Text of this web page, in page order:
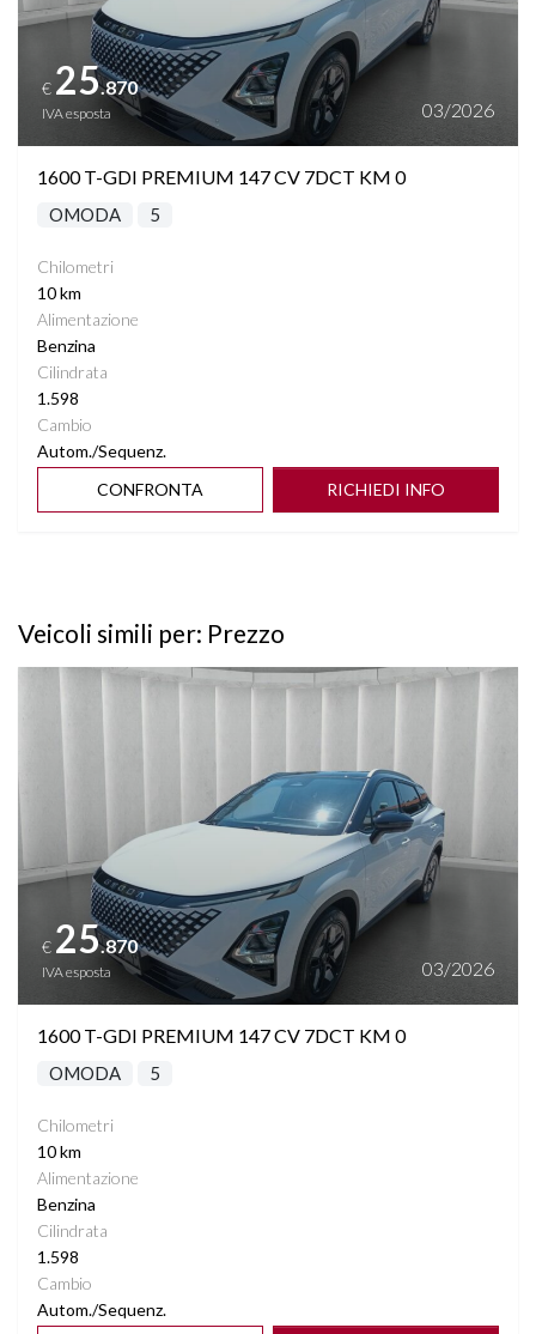
€ 25.870
IVA esposta 03/2026
1600 T-GDI PREMIUM 147 CV 7DCT KM 0
OMODA 5
Chilometri
10 km
Alimentazione
Benzina
Cilindrata
1.598
Cambio
Autom./Sequenz.
CONFRONTA
RICHIEDI INFO
Veicoli simili per: Prezzo
Vedi dettagli
€ 25.870
IVA esposta 03/2026
1600 T-GDI PREMIUM 147 CV 7DCT KM 0
OMODA 5
Chilometri
10 km
Alimentazione
Benzina
Cilindrata
1.598
Cambio
Autom./Sequenz.